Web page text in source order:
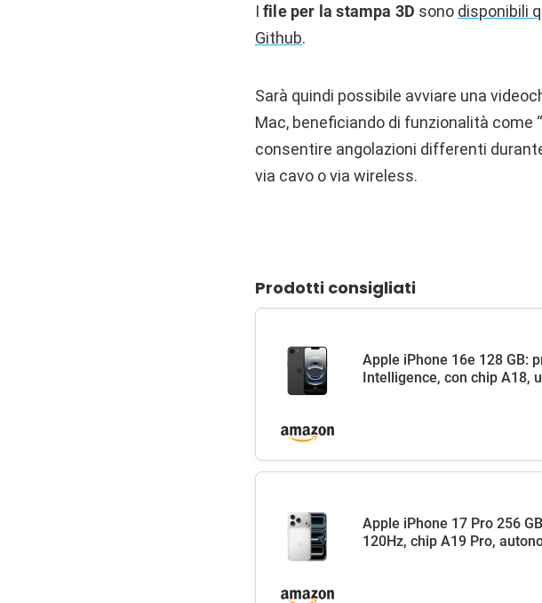
I file per la stampa 3D sono disponibili
Github.
Sarà quindi possibile avviare una
Mac, beneficiando di funzionalità come
consentire angolazioni differenti
via cavo o via wireless.
Prodotti consigliati
Apple iPhone 16e 128 GB:
Intelligence, con chip A18,
Apple iPhone 17 Pro 256
120Hz, chip A19 Pro,